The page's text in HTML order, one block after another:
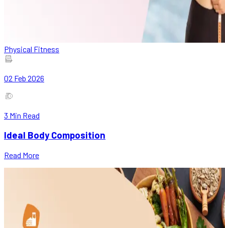
Physical Fitness
02 Feb 2026
3 Min Read
Ideal Body Composition
Read More